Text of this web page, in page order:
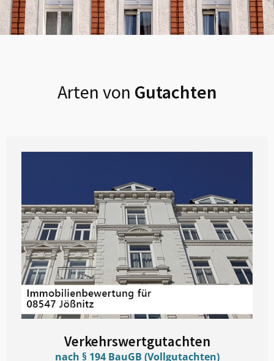
Arten von Gutachten
Verkehrswertgutachten
nach § 194 BauGB (Vollgutachten)